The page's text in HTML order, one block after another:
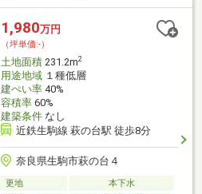
1,980万円
（坪単価:-）
土地面積231.2m2
用途地域１種低層
建ぺい率40%
容積率60%
建築条件なし
近鉄生駒線 萩の台駅 徒歩8分
奈良県生駒市萩の台４
更地
本下水